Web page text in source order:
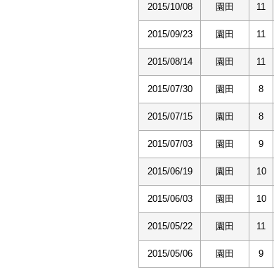
2015/10/08 園田 11
2015/09/23 園田 11
2015/08/14 園田 11
2015/07/30 園田 8
2015/07/15 園田 8
2015/07/03 園田 9
2015/06/19 園田 10
2015/06/03 園田 10
2015/05/22 園田 11
2015/05/06 園田 9